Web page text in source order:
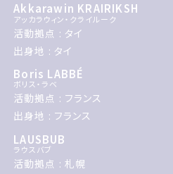
Akkarawin KRAIRIKSH
アッカラウィン・クライルーク
活動拠点 : タイ
出身地 : タイ
Boris LABBÉ
ボリス・ラベ
活動拠点 : フランス
出身地 : フランス
LAUSBUB
ラウスバブ
活動拠点 : 札幌